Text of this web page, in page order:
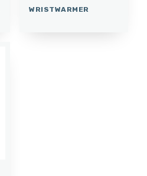
WRISTWARMER